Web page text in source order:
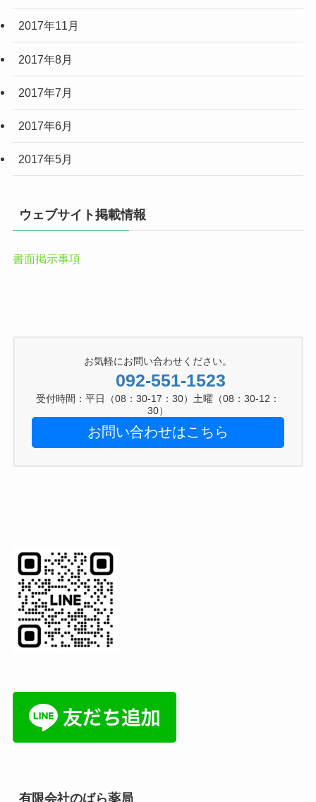
2017年11月
2017年8月
2017年7月
2017年6月
2017年5月
ウェブサイト掲載情報
書面掲示事項
お気軽にお問い合わせください。
092-551-1523
受付時間：平日（08：30-17：30）土曜（08：30-12：
30）
お問い合わせはこちら
有限会社のばら薬局